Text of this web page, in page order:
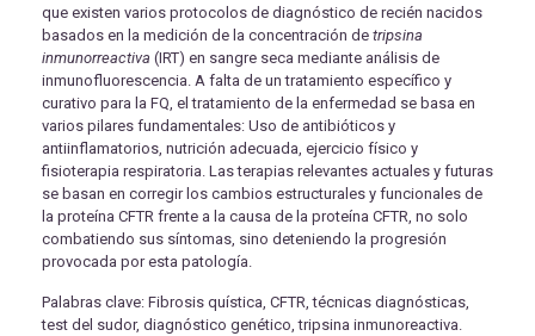
que existen varios protocolos de diagnóstico de recién nacidos
basados ​​en la medición de la concentración de tripsina
inmunorreactiva (IRT) en sangre seca mediante análisis de
inmunofluorescencia. A falta de un tratamiento específico y
curativo para la FQ, el tratamiento de la enfermedad se basa en
varios pilares fundamentales: Uso de antibióticos y
antiinflamatorios, nutrición adecuada, ejercicio físico y
fisioterapia respiratoria. Las terapias relevantes actuales y futuras
se basan en corregir los cambios estructurales y funcionales de
la proteína CFTR frente a la causa de la proteína CFTR, no solo
combatiendo sus síntomas, sino deteniendo la progresión
provocada por esta patología.
Palabras clave: Fibrosis quística, CFTR, técnicas diagnósticas,
test del sudor, diagnóstico genético, tripsina inmunoreactiva.